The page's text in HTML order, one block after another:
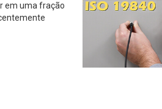
em uma fração